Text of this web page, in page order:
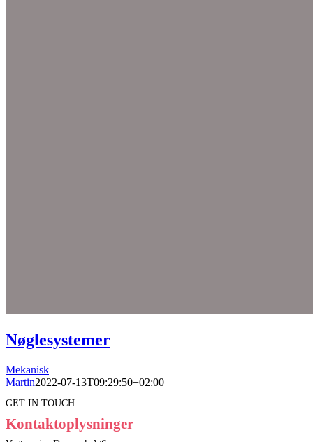
Nøglesystemer
Mekanisk
Martin2022-07-13T09:29:50+02:00
GET IN TOUCH
Kontaktoplysninger